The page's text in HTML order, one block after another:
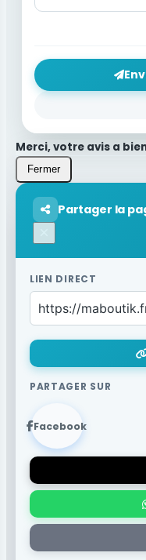
Merci, votre avis a
Fermer
Partager la
LIEN DIRECT
PARTAGER SUR
Facebook